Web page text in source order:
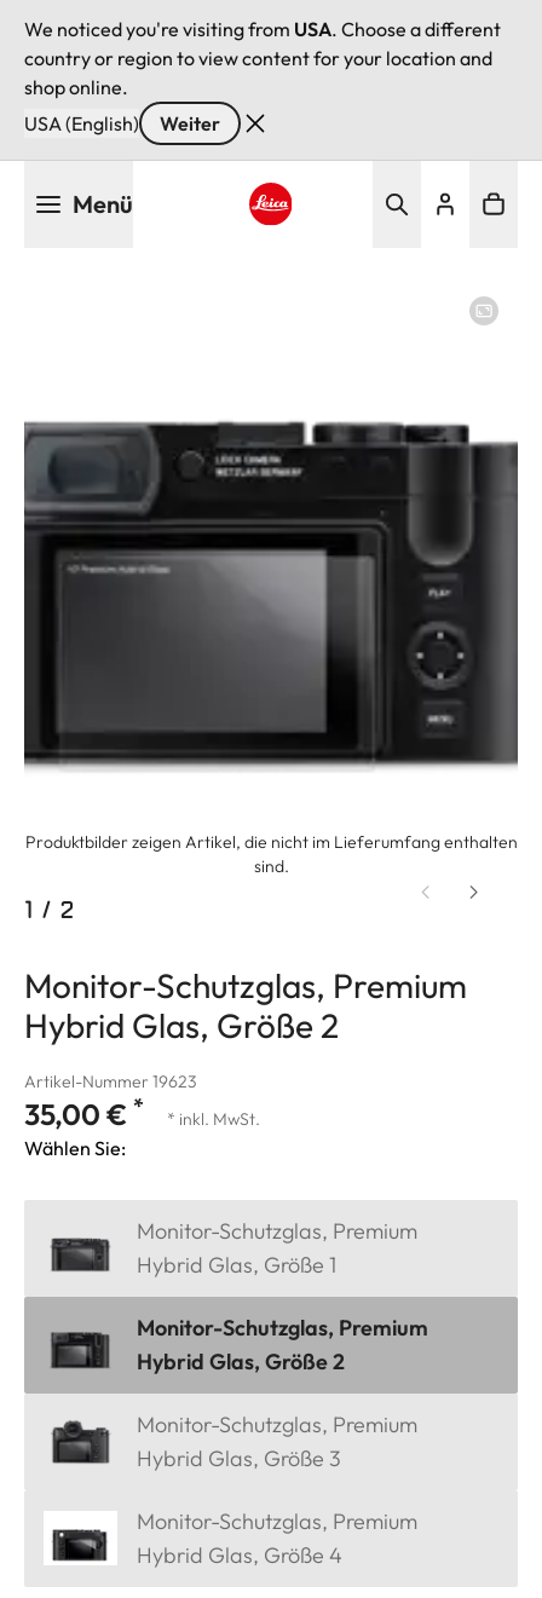
We noticed you're visiting from USA. Choose a different
country or region to view content for your location and
shop online.
USA (English)
Weiter
Menü
Produktbilder zeigen Artikel, die nicht im Lieferumfang enthalten
sind.
1 / 2
Monitor-Schutzglas, Premium
Hybrid Glas, Größe 2
Artikel-Nummer 19623
35,00 € * * inkl. MwSt.
Wählen Sie:
Monitor-Schutzglas, Premium
Hybrid Glas, Größe 1
Monitor-Schutzglas, Premium
Hybrid Glas, Größe 2
Monitor-Schutzglas, Premium
Hybrid Glas, Größe 3
Monitor-Schutzglas, Premium
Hybrid Glas, Größe 4